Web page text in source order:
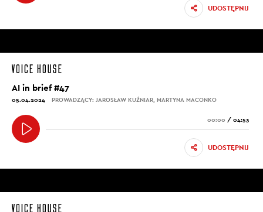
UDOSTĘPNIJ
AI in brief #47
05.04.2024 PROWADZĄCY: JAROSŁAW KUŹNIAR, MARTYNA MACONKO
00:00 / 04:53
UDOSTĘPNIJ